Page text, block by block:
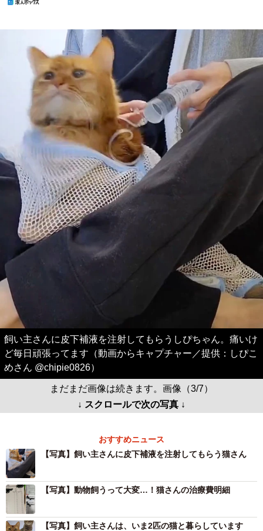
飼い主さんに皮下補液を注射してもらうしぴちゃん。痛いけ
ど毎日頑張ってます（動画からキャプチャー／提供：しぴこ
めさん @chipie0826）
まだまだ画像は続きます。画像（3/7）
↓ スクロールで次の写真 ↓
おすすめニュース
【写真】飼い主さんに皮下補液を注射してもらう猫さん
【写真】動物飼うって大変…！猫さんの治療費明細
【写真】飼い主さんは、いま2匹の猫と暮らしています